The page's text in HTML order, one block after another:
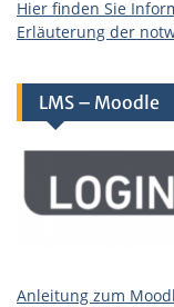
Hier finden Sie
Erläuterung der
LMS – Moodle
Anleitung zum